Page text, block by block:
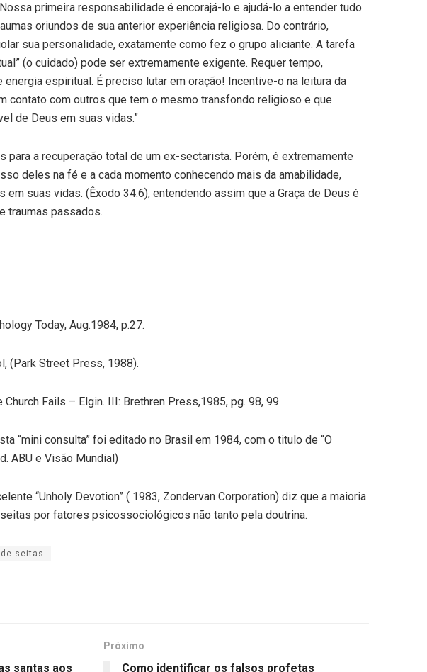
primeira responsabilidade é encorajá-lo e ajudá-lo a entender tudo
oriundos de sua anterior experiência religiosa. Do contrário,
sua personalidade, exatamente como fez o grupo aliciante. A tarefa
(o cuidado) pode ser extremamente exigente. Requer tempo,
espiritual. É preciso lutar em oração! Incentive-o na leitura da
contato com outros que tem o mesmo transfondo religioso e que
de Deus em suas vidas.”
para a recuperação total de um ex-sectarista. Porém, é extremamente
deles na fé e a cada momento conhecendo mais da amabilidade,
suas vidas. (Êxodo 34:6), entendendo assim que a Graça de Deus é
traumas passados.
Today, Aug.1984, p.27.
(Park Street Press, 1988).
Church Fails – Elgin. III: Brethren Press,1985, pg. 98, 99
“mini consulta” foi editado no Brasil em 1984, com o titulo de “O
ABU e Visão Mundial)
“Unholy Devotion” ( 1983, Zondervan Corporation) diz que a maioria
por fatores psicossociológicos não tanto pela doutrina.
seitas
santas aos
Próximo
Como identificar os falsos profetas